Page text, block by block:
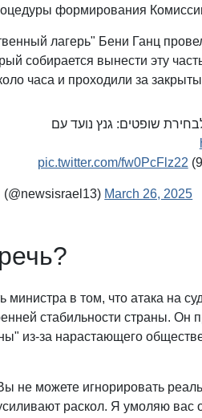
формирования
лагерь" Бени Ганц
собирается вынести эту
часа и проходили за
שופטים: גנץ נועד עם
pic.twitter.com/fw0PcFlz22
&mdash; חדשות 13 (@newsisrael13) March 26, 2025
министра в том, что атака на
стабильности страны. Он
из-за нарастающего
не можете игнорировать
раскол. Я умоляю вас